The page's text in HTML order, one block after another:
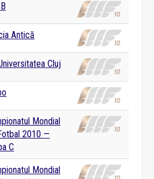
Antică
Cluj
Mondial
2010 —
C
Mondial